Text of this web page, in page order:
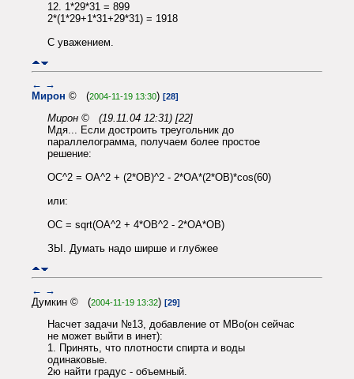
12. 1*29*31 = 899
2*(1*29+1*31+29*31) = 1918
С уважением.
← →
Мирон © (2004-11-19 13:30) [28]
Мирон © (19.11.04 12:31) [22]
Мдя... Если достроить треугольник до
параллелограмма, получаем более простое
решение:
OC^2 = OA^2 + (2*OB)^2 - 2*OA*(2*OB)*cos(60)
или:
OC = sqrt(OA^2 + 4*OB^2 - 2*OA*OB)
ЗЫ. Думать надо ширше и глубжее
← →
Думкин © (2004-11-19 13:32) [29]
Насчет задачи №13, добавление от МВо(он сейчас
не может выйти в инет):
1. Принять, что плотности спирта и воды
одинаковые.
2ю найти градус - объемный.